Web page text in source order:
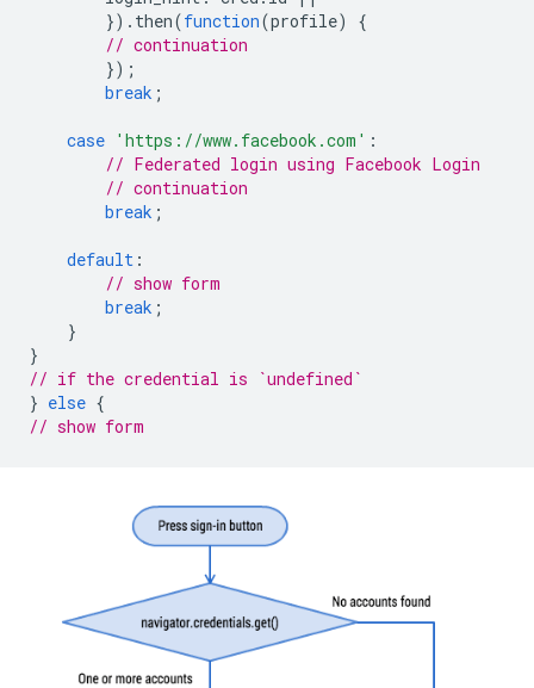
}). then(function(profile)
{
// continuation
});
break ;
case 'https://www.facebook.com' :
// Federated login using Facebook Login
// continuation
break ;
default :
// show form
break ;
}
}
// if the credential is `undefined`
} else {
// show form